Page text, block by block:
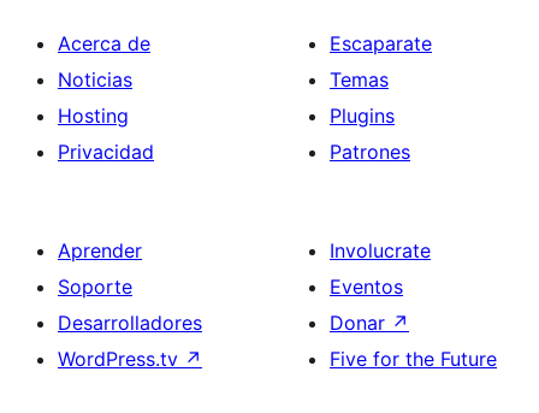
Acerca de
Noticias
Hosting
Privacidad
Escaparate
Temas
Plugins
Patrones
Aprender
Soporte
Desarrolladores
WordPress.tv ↗
Involucrate
Eventos
Donar ↗
Five for the Future